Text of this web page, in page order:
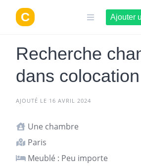
contenu
Ajouter
Recherche
dans colocation
AJOUTÉ LE 16 AVRIL 2024
Une chambre
Paris
Meublé : Peu importe